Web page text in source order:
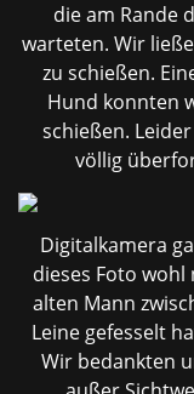
die am Rande
warteten. Wir
zu schießen.
Hund konnten
schießen.
völlig
Digitalkamera
dieses Foto
alten Mann
Leine gefesselt
Wir bedankten